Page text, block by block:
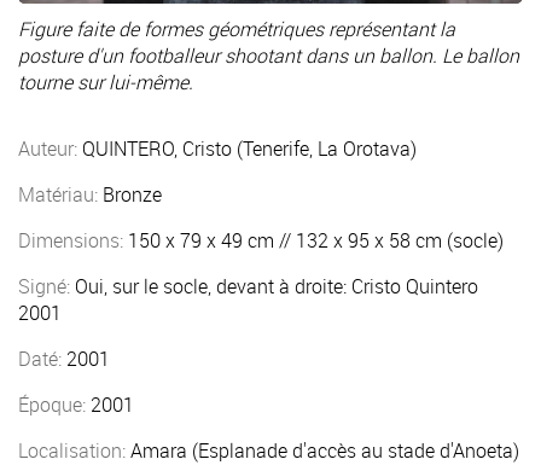
Figure faite de formes géométriques représentant la
posture d'un footballeur shootant dans un ballon. Le ballon
tourne sur lui-même.
Auteur: QUINTERO, Cristo (Tenerife, La Orotava)
Matériau: Bronze
Dimensions: 150 x 79 x 49 cm // 132 x 95 x 58 cm (socle)
Signé: Oui, sur le socle, devant à droite: Cristo Quintero
2001
Daté: 2001
Époque: 2001
Localisation:Amara (Esplanade d'accès au stade d'Anoeta)